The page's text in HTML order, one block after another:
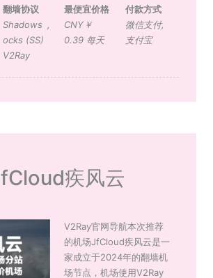
翻墙协议
Shadows
ocks (SS)
,
V2Ray
最便宜价格
CNY￥
0.39 每天
付款方式
微信支付,
支付宝
疾风云
V2Ray官网导航本次推荐
的机场JfCloud疾风云是一
家成立于2024年的翻墙机
场节点，机场使用V2Ray